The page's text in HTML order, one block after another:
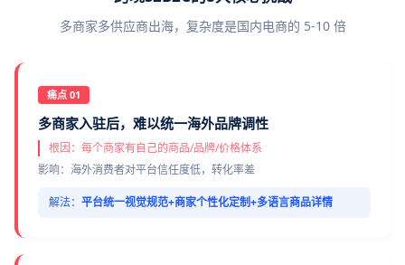
多商家多供应商出海，复杂度是国内电商的 5-10 倍
痛点 01
多商家入驻后，难以统一海外品牌调性
根因：每个商家有自己的商品/品牌/价格体系
影响：海外消费者对平台信任度低，转化率差
解法： 平台统一视觉规范+商家个性化定制+多语言商品详情